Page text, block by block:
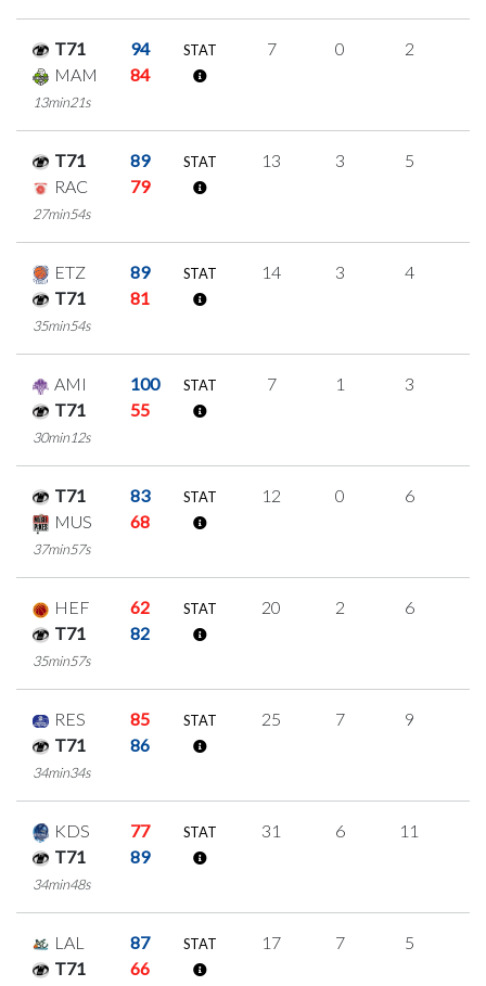
T71
94
MAM
84
13min21s
STAT 7 0 2
T71
89
RAC
79
27min54s
STAT 13 3 5
ETZ
89
T71
81
35min54s
STAT 14 3 4
AMI
100
T71
55
30min12s
STAT 7 1 3
T71
83
MUS
68
37min57s
STAT 12 0 6
HEF
62
T71
82
35min57s
STAT 20 2 6
RES
85
T71
86
34min34s
STAT 25 7 9
KDS
77
T71
89
34min48s
STAT 31 6 11
LAL
87
T71
66
STAT 17 7 5